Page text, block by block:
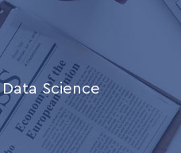
Data Science